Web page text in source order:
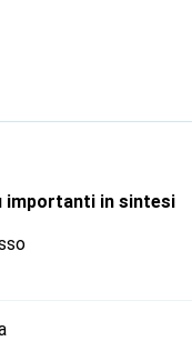
importanti in sintesi